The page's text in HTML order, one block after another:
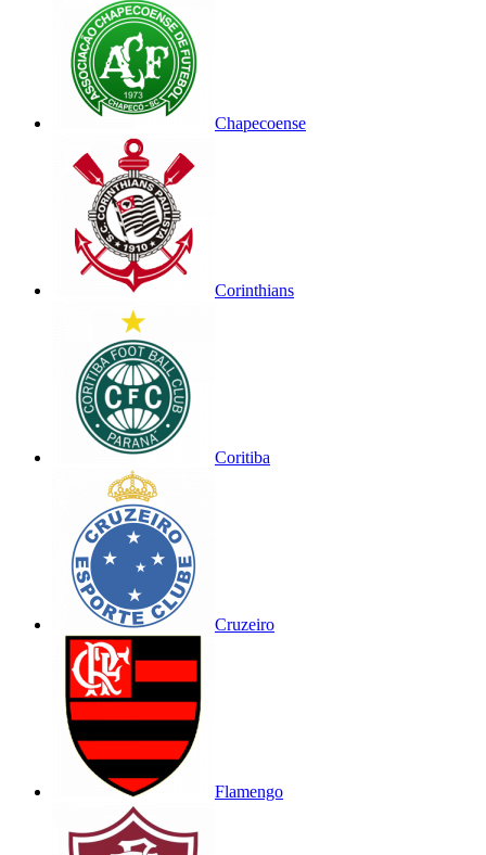
Chapecoense
Corinthians
Coritiba
Cruzeiro
Flamengo